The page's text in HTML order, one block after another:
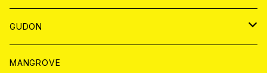
WORLD
JAPAN
WORLD
GUDON
アパレル
MANGROVE